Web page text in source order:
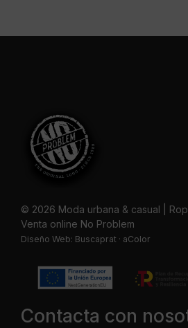
© 2026 Moda urbana & casual |
Venta online No Problem
Diseño Web: Buscaprat · aColor
Contacta con